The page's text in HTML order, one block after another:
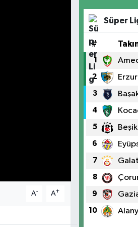
A- A+
Süper
#
1
2
3
4
5
6
7
8
9
10